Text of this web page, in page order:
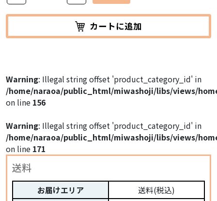
カートに追加
Warning: Illegal string offset 'product_category_id' in
/home/naraoa/public_html/miwashoji/libs/views/
on line 156
Warning: Illegal string offset 'product_category_id' in
/home/naraoa/public_html/miwashoji/libs/views/
on line 171
送料
お届けエリア
送料(税込)